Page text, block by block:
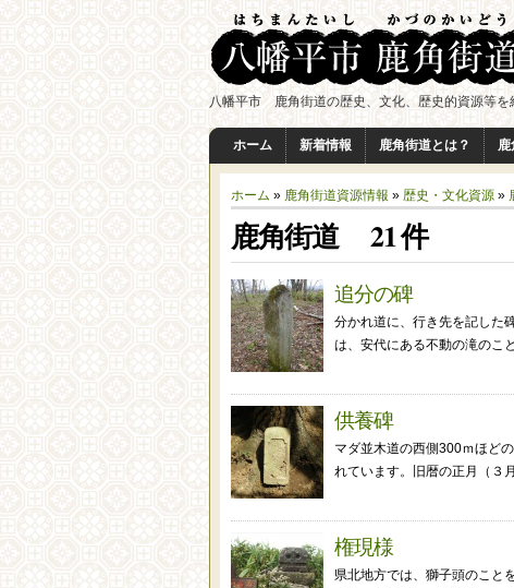
八幡平市 鹿角街道の歴史、文化、歴史的資源等を
ホーム 新着情報 鹿角街道とは？ 鹿
ホーム » 鹿角街道資源情報 » 歴史・文化資源 »
鹿角街道 21 件
追分の碑
分かれ道に、行き先を記した
は、安代にある不動の滝のこ
供養碑
マダ並木道の西側300ｍほど
れています。旧暦の正月（３
権現様
県北地方では、獅子頭のこと